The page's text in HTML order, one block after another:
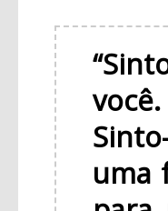
uma